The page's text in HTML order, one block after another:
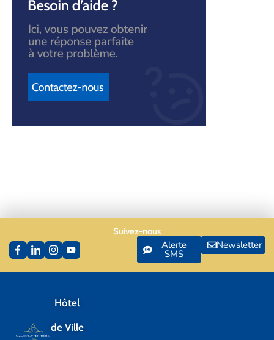
Hôtel
de Ville
Suivez-nous
Alerte
SMS
Newsletter